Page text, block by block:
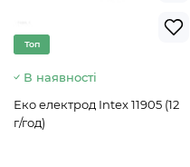
Топ
В наявності
Еко електрод Intex 11905 (12
г/год)